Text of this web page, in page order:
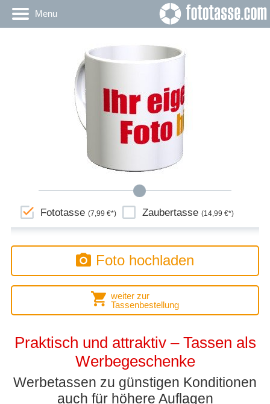
Menu
Fototasse(7,99 €*) Zaubertasse(14,99 €*)
Foto hochladen
weiter zur
Tassenbestellung
Praktisch und attraktiv – Tassen als
Werbegeschenke
Werbetassen zu günstigen Konditionen
auch für höhere Auflagen